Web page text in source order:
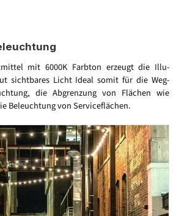
mit 6000K Farbton erzeugt die Illu-
sichtbares Licht Ideal somit für die Weg-
die Abgrenzung von Flächen wie
Beleuchtung von Serviceflächen.